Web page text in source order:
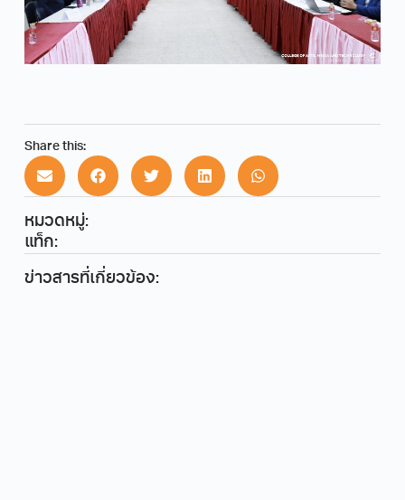
Share this:
หมวดหมู่:
แท็ก:
ข่าวสารที่เกี่ยวข้อง: